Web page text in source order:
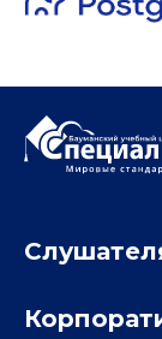
Мастер-